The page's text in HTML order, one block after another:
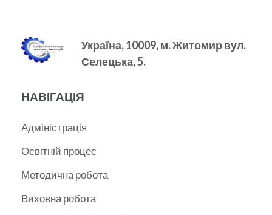
Україна, 10009, м.Житомир вул.
Селецька, 5.
НАВІГАЦІЯ
Адміністрація
Освітній процес
Методична робота
Виховна робота